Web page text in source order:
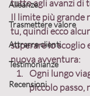
Alleanze
Trasmettere valore
Attrarre clienti
Testimonianze
Recensioni
tutto agli avanzi di
Il limite più grande
tu, quindi ecco
superare lo scoglio
nuova avventura:
Ogni lungo
piccolo passo,